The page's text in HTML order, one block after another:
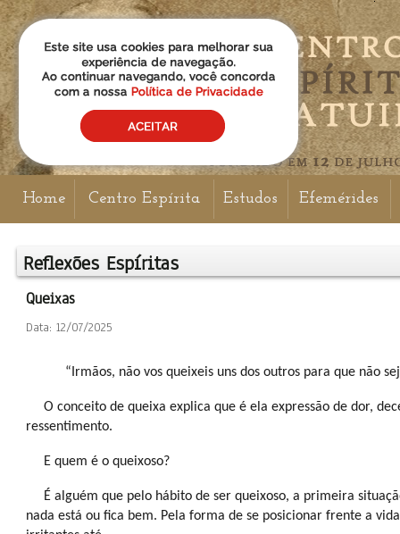
Home Centro Espírita Estudos Efemérides
Reflexões Espíritas
Queixas
Data: 12/07/2025
“Irmãos, não vos queixeis uns dos outros para que não
O conceito de queixa explica que é ela expressão de dor,
ressentimento.
E quem é o queixoso?
É alguém que pelo hábito de ser queixoso, a primeira
nada está ou fica bem. Pela forma de se posicionar frente a